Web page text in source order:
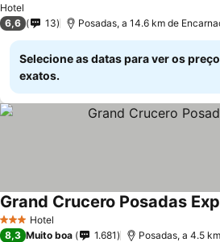
Hotel
6,6 13 Posadas, a 14.6 km de
Selecione as datas para ver os
exatos.
3 EstrelasHotel
Grand Crucero Posadas
8,3 Muito boa 1.681 Posadas, a 4.5